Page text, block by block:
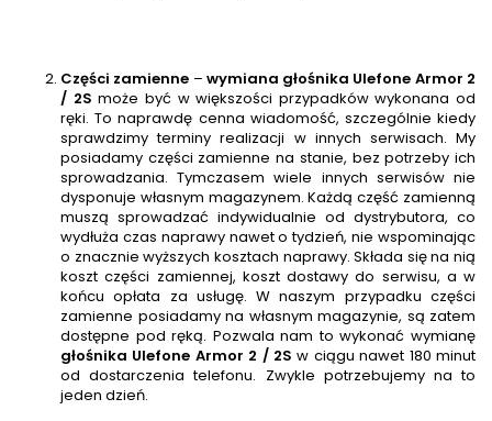
Części zamienne – wymiana głośnika Ulefone Armor 2
/ 2S może być w większości przypadków wykonana od
ręki. To naprawdę cenna wiadomość, szczególnie kiedy
sprawdzimy terminy realizacji w innych serwisach. My
posiadamy części zamienne na stanie, bez potrzeby ich
sprowadzania. Tymczasem wiele innych serwisów nie
dysponuje własnym magazynem. Każdą część zamienną
muszą sprowadzać indywidualnie od dystrybutora, co
wydłuża czas naprawy nawet o tydzień, nie wspominając
o znacznie wyższych kosztach naprawy. Składa się na nią
koszt części zamiennej, koszt dostawy do serwisu, a w
końcu opłata za usługę. W naszym przypadku części
zamienne posiadamy na własnym magazynie, są zatem
dostępne pod ręką. Pozwala nam to wykonać wymianę
głośnika Ulefone Armor 2 / 2S w ciągu nawet 180 minut
od dostarczenia telefonu. Zwykle potrzebujemy na to
jeden dzień.